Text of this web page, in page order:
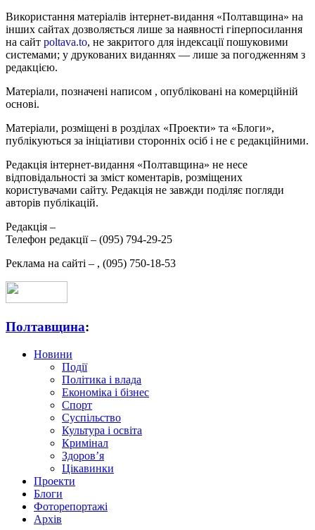
Використання матеріалів інтернет-видання «Полтавщина» на
інших сайтах дозволяється лише за наявності гіперпосилання
на сайт poltava.to, не закритого для індексації пошуковими
системами; у друкованих виданнях — лише за погодженням з
редакцією.
Матеріали, позначені написом , опубліковані на комерційній
основі.
Матеріали, розміщені в розділах «Проекти» та «Блоги»,
публікуються за ініціативи сторонніх осіб і не є редакційними.
Редакція інтернет-видання «Полтавщина» не несе
відповідальності за зміст коментарів, розміщених
користувачами сайту. Редакція не завжди поділяє погляди
авторів публікацій.
Редакція –
Телефон редакції – (095) 794-29-25
Реклама на сайті – , (095) 750-18-53
Полтавщина:
Новини
Події
Політика і влада
Економіка і бізнес
Спорт
Суспільство
Культура і освіта
Кримінал
Здоров’я
Цікавинки
Проекти
Блоги
Фоторепортажі
Архів